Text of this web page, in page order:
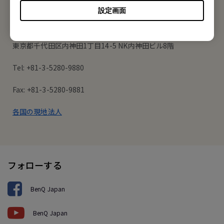
設定画面
オフィス所在地
ベンキュー ジャパン株式会社
東京都千代田区内神田1丁目14-5 NK内神田ビル8階
Tel: +81-3-5280-9880
Fax: +81-3-5280-9881
各国の現地法人
フォローする
BenQ Japan
BenQ Japan